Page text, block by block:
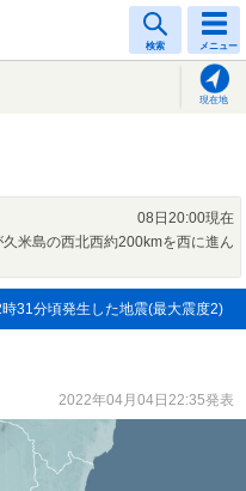
検索 メニュー
現在地
08日20:00現在
米島の西北西約200kmを西に進ん
31分頃発生した地震(最大震度2)
2022年04月04日22:35発表